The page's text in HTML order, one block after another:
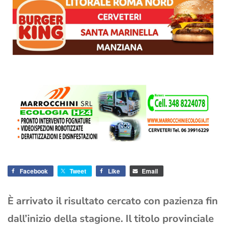
Facebook Tweet Like Email
È arrivato il risultato cercato con pazienza fin
dall’inizio della stagione. Il titolo provinciale